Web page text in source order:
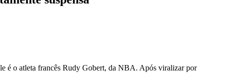
é o atleta francês Rudy Gobert, da NBA. Após viralizar por